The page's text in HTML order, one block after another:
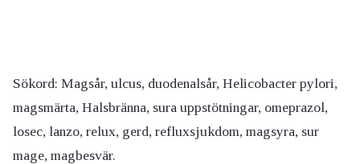
Sökord: Magsår, ulcus, duodenalsår, Helicobacter pylori,
magsmärta, Halsbränna, sura uppstötningar, omeprazol,
losec, lanzo, relux, gerd, refluxsjukdom, magsyra, sur
mage, magbesvär.